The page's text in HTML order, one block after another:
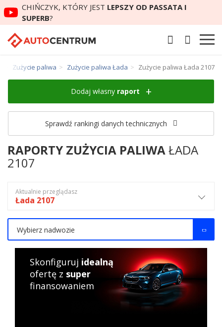
CHIŃCZYK, KTÓRY JEST LEPSZY OD PASSATA I
SUPERB?
Zużycie paliwa Zużycie paliwa Łada Zużycie paliwa Łada 2107
Dodaj własny raport
Sprawdź rankingi danych technicznych
RAPORTY ZUŻYCIA PALIWAŁADA
2107
Aktualnie przeglądasz
Łada 2107
Wybierz nadwozie
Skonfiguruj idealną
ofertę z super
finansowaniem